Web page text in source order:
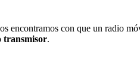
encontramos con que un radio
transmisor.